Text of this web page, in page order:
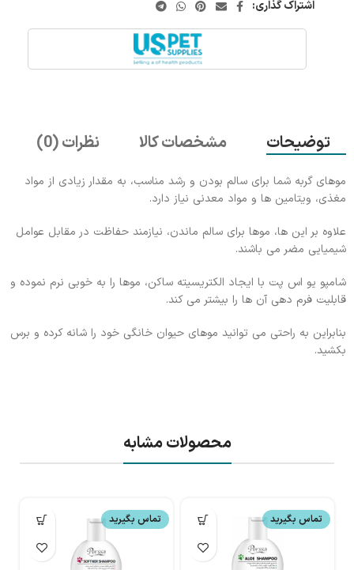
اشتراک گذاری:
توضیحات مشخصات کالا نظرات (0)
موهای گربه شما برای سالم بودن و رشد مناسب، به مقدار زيادی از مواد
مغذی، ويتامين ها و مواد معدنی نياز دارد.
علاوه بر اين ها، موها برای سالم ماندن، نيازمند حفاظت در مقابل عوامل
شيميايی مضر می باشند.
شامپو یو اس پت با ايجاد الكتريسيته ساكن، موها را به خوبی نرم نموده و
قابليت فرم دهی آن ها را بيشتر می كند.
بنابراين به راحتی می توانيد موهای حيوان خانگی خود را شانه كرده و برس
بكشيد.
محصولات مشابه
تماس بگیرید تماس بگیرید